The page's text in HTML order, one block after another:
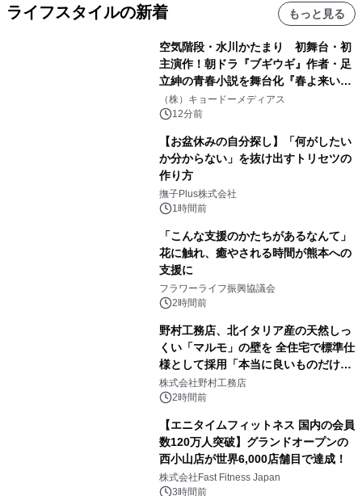
ライフスタイルの新着 もっと見る
空気階段・水川かたまり 初舞台・初
主演作！朝ドラ『ブギウギ』作者・足
立紳の青春小説を舞台化『春よ来い、
マジで来い』キービジュアル解禁！
（株）キョードーメディアス
12分前
【お盆休みの自分探し】「何がしたい
か分からない」を抜け出すトリセツの
作り方
撫子Plus株式会社
1時間前
「こんな支援のかたちがあるなんて」
花に触れ、癒やされる時間が熊本への
支援に
フラワーライフ振興協議会
2時間前
野村工務店、北イタリア産の天然しっ
くい「マルモ」の壁を 全住宅で標準仕
様として採用「本当に良いものだけに
こだわる」
株式会社野村工務店
2時間前
【エニタイムフィットネス 国内の会員
数120万人突破】グランドオープンの
西小山店が世界6,000店舗目で達成！
株式会社Fast Fitness Japan
3時間前